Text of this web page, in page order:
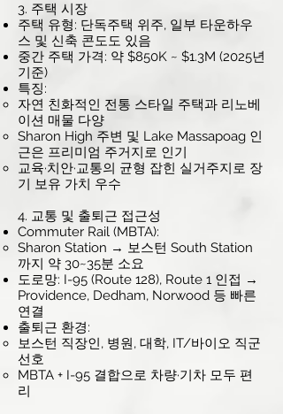
3. 주택 시장
주택 유형: 단독주택 위주, 일부 타운하우
스 및 신축 콘도도 있음
중간 주택 가격: 약 $850K ~ $1.3M (2025년
기준)
특징:
자연 친화적인 전통 스타일 주택과 리노베
이션 매물 다양
Sharon High 주변 및 Lake Massapoag 인
근은 프리미엄 주거지로 인기
교육·치안·교통의 균형 잡힌 실거주지로 장
기 보유 가치 우수
4. 교통 및 출퇴근 접근성
Commuter Rail (MBTA):
Sharon Station → 보스턴 South Station
까지 약 30~35분 소요
도로망: I-95 (Route 128), Route 1 인접 →
Providence, Dedham, Norwood 등 빠른
연결
출퇴근 환경:
보스턴 직장인, 병원, 대학, IT/바이오 직군
선호
MBTA + I-95 결합으로 차량·기차 모두 편
리